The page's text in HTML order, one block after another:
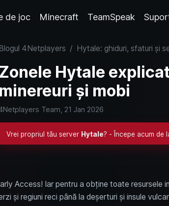
de joc Minecraft TeamSpeak
4Netplayers / Hytale: ghiduri, sfaturi și
Zonele Hytale
minereuri și mobi
Team, 21 Jan 2026
Vrei propriul tău server Hytale? - Începe acum de
Access! Iar pentru a obține toate resursele
și regiuni reci până la deșerturi și insule